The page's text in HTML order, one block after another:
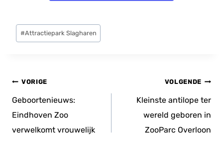
Bericht
tags:
#Attractiepark Slagharen
Bericht
navigatie
VORIGE
Geboortenieuws:
Eindhoven Zoo
verwelkomt vrouwelijk
VOLGENDE
Kleinste antilope ter
wereld geboren in
ZooParc Overloon